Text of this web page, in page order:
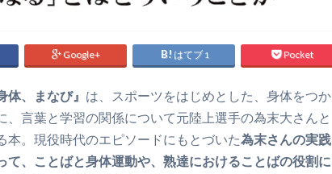
Google+ はてブ 1 Pocket
、まなび』 は、スポーツをはじめとした、身体をつか
、言葉と学習の関係について元陸上選手の為末大さんと
本。現役時代のエピソードにもとづいた為末さんの実践
て、ことばと身体運動や、熟達におけることばの役割に